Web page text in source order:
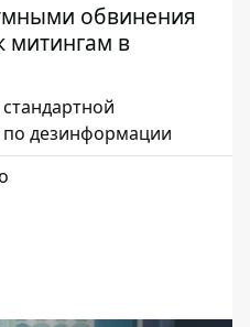
обвинения
митингам в
по дезинформации